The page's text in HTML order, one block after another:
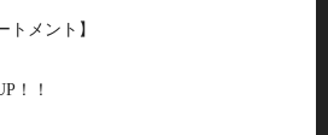
トメント】
！！